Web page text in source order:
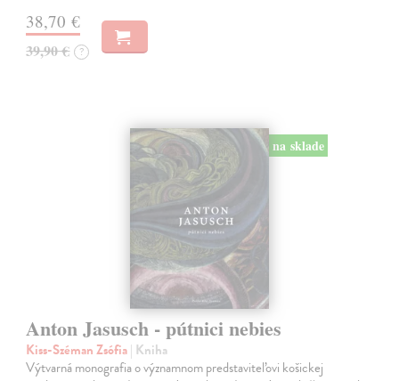
38,70 €
39,90 € ?
na sklade
Anton Jasusch - pútnici nebies
Kiss-Széman Zsófia| Kniha
Výtvarná monografia o významnom predstaviteľovi košickej